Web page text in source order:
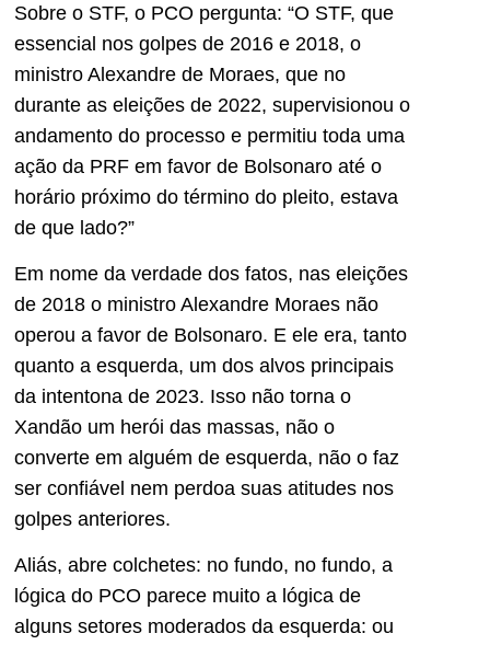
Sobre o STF, o PCO pergunta: “O STF, que
essencial nos golpes de 2016 e 2018, o
ministro Alexandre de Moraes, que no
durante as eleições de 2022, supervisionou o
andamento do processo e permitiu toda uma
ação da PRF em favor de Bolsonaro até o
horário próximo do término do pleito, estava
de que lado?”
Em nome da verdade dos fatos, nas eleições
de 2018 o ministro Alexandre Moraes não
operou a favor de Bolsonaro. E ele era, tanto
quanto a esquerda, um dos alvos principais
da intentona de 2023. Isso não torna o
Xandão um herói das massas, não o
converte em alguém de esquerda, não o faz
ser confiável nem perdoa suas atitudes nos
golpes anteriores.
Aliás, abre colchetes: no fundo, no fundo, a
lógica do PCO parece muito a lógica de
alguns setores moderados da esquerda: ou